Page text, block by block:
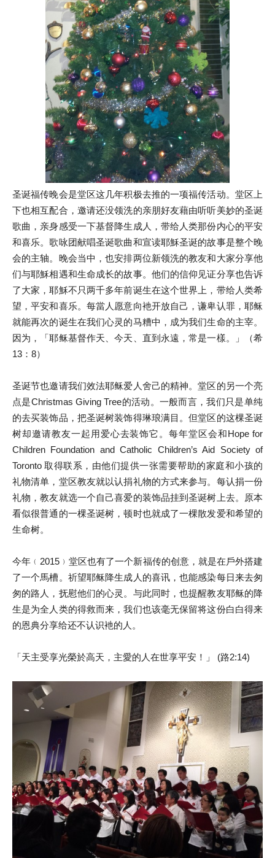
圣诞福传晚会是堂区这几年积极去推的一项福传活动。堂区上
下也相互配合，邀请还没领洗的亲朋好友藉由听听美妙的圣诞
歌曲，亲身感受一下基督降生成人，带给人类那份内心的平安
和喜乐。歌咏团献唱圣诞歌曲和宣读耶穌圣诞的故事是整个晚
会的主轴。晚会当中，也安排两位新领洗的教友和大家分享他
们与耶穌相遇和生命成长的故事。他们的信仰见证分享也告诉
了大家，耶穌不只两千多年前诞生在这个世界上，带给人类希
望，平安和喜乐。每當人愿意向衪开放自己，谦卑认罪，耶稣
就能再次的诞生在我们心灵的马糟中，成为我们生命的主宰。
因为，「耶稣基督作天、今天、直到永遠，常是一樣。」（希
13：8）
圣诞节也邀请我们效法耶稣爱人舍己的精神。堂区的另一个亮
点是Christmas Giving Tree的活动。一般而言，我们只是单纯
的去买装饰品，把圣诞树装饰得琳琅满目。但堂区的这棵圣诞
树却邀请教友一起用爱心去装饰它。每年堂区会和Hope for
Children Foundation and Catholic Children’s Aid Society of
Toronto 取得联系，由他们提供一张需要帮助的家庭和小孩的
礼物清单，堂区教友就以认捐礼物的方式来参与。每认捐一份
礼物，教友就选一个自己喜爱的装饰品挂到圣诞树上去。原本
看似很普通的一棵圣诞树，顿时也就成了一棵散发爱和希望的
生命树。
今年﹙2015﹚堂区也有了一个新福传的创意，就是在戶外搭建
了一个馬槽。祈望耶稣降生成人的喜讯，也能感染每日来去匆
匆的路人，抚慰他们的心灵。与此同时，也提醒教友耶稣的降
生是为全人类的得救而来，我们也该毫无保留将这份白白得来
的恩典分享给还不认识衪的人。
「天主受享光榮於高天，主愛的人在世享平安！」 (路2:14)